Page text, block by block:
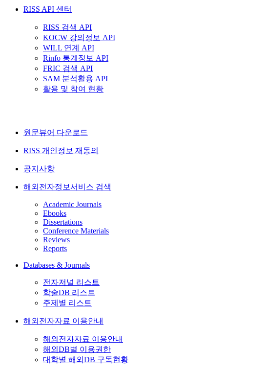
RISS API 센터
RISS 검색 API
KOCW 강의정보 API
WILL 연계 API
Rinfo 통계정보 API
FRIC 검색 API
SAM 분석활용 API
활용 및 참여 현황
원문뷰어 다운로드
RISS 개인정보 재동의
공지사항
해외전자정보서비스 검색
Academic Journals
Ebooks
Dissertations
Conference Materials
Reviews
Reports
Databases & Journals
전자저널 리스트
학술DB 리스트
주제별 리스트
해외전자자료 이용안내
해외전자자료 이용안내
해외DB별 이용권한
대학별 해외DB 구독현황